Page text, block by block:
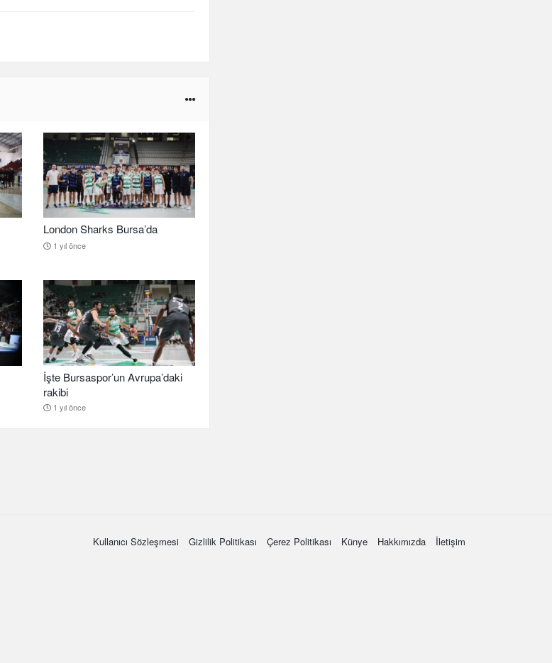
London Sharks Bursa’da
1 yıl önce
İşte Bursaspor’un Avrupa’daki
rakibi
1 yıl önce
Kullanıcı Sözleşmesi Gizlilik Politikası Çerez Politikası Künye Hakkımızda İletişim